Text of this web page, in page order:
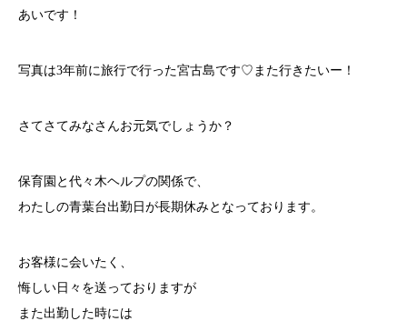
あいです！
写真は3年前に旅行で行った宮古島です♡また行きたいー！
さてさてみなさんお元気でしょうか？
保育園と代々木ヘルプの関係で、
わたしの青葉台出勤日が長期休みとなっております。
お客様に会いたく、
悔しい日々を送っておりますが
また出勤した時には